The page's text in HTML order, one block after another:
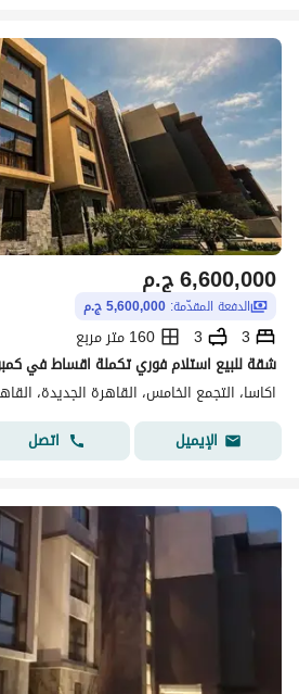
ج.م6,600,000
الدفعة المقدّمة: 5,600,000 ج.م
3
3
160 متر مربع
اكاسا، التجمع الخامس، القاهرة الجديدة،
الإيميل
اتصل